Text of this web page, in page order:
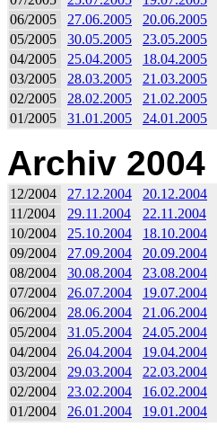
06/2005
27.06.2005 20.06.2005
05/2005
30.05.2005 23.05.2005
04/2005
25.04.2005 18.04.2005
03/2005
28.03.2005 21.03.2005
02/2005
28.02.2005 21.02.2005
01/2005
31.01.2005 24.01.2005
Archiv 2004
12/2004 27.12.2004 20.12.2004
11/2004
29.11.2004 22.11.2004
10/2004
25.10.2004 18.10.2004
09/2004
27.09.2004 20.09.2004
08/2004
30.08.2004 23.08.2004
07/2004
26.07.2004 19.07.2004
06/2004
28.06.2004 21.06.2004
05/2004
31.05.2004 24.05.2004
04/2004
26.04.2004 19.04.2004
03/2004
29.03.2004 22.03.2004
02/2004
23.02.2004 16.02.2004
01/2004
26.01.2004 19.01.2004